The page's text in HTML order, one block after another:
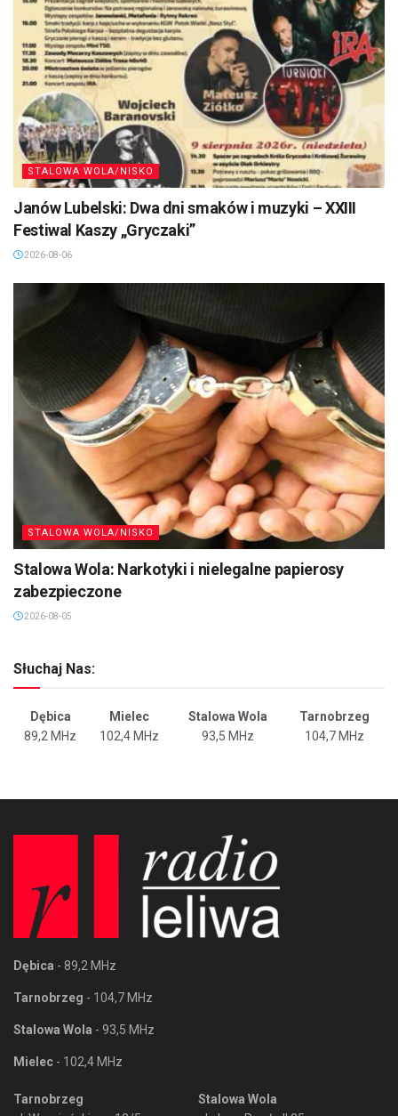
STALOWA WOLA/NISKO
Janów Lubelski: Dwa dni smaków i muzyki – XXIII
Festiwal Kaszy „Gryczaki”
2026-08-06
STALOWA WOLA/NISKO
Stalowa Wola: Narkotyki i nielegalne papierosy
zabezpieczone
2026-08-05
Słuchaj Nas:
Dębica Mielec Stalowa Wola
Tarnobrzeg
89,2 MHz
102,4 MHz 93,5 MHz 104,7 MHz
Dębica - 89,2 MHz
Tarnobrzeg - 104,7 MHz
Stalowa Wola - 93,5 MHz
Mielec - 102,4 MHz
Tarnobrzeg
Stalowa Wola